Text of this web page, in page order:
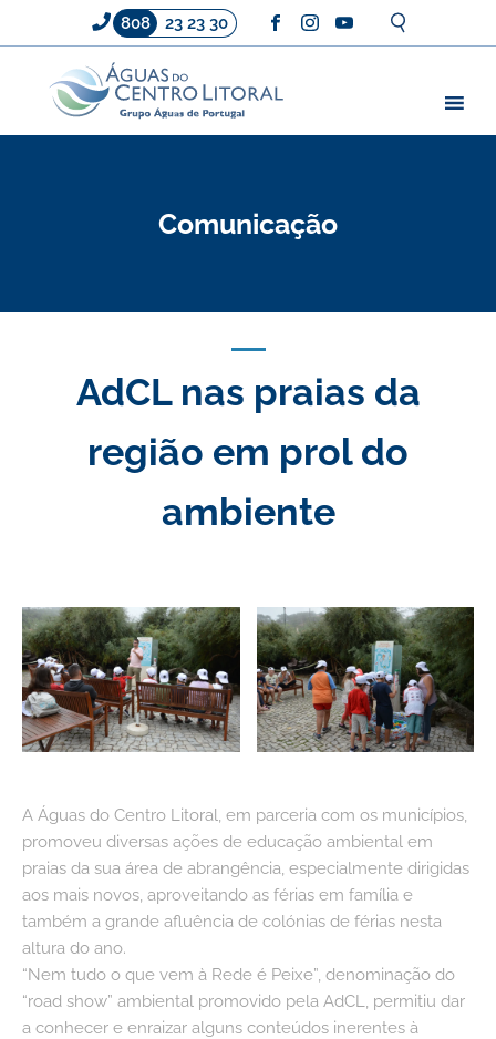
80823 23 30
Comunicação
AdCL nas praias da
região em prol do
ambiente
A Águas do Centro Litoral, em parceria com os municípios,
promoveu diversas ações de educação ambiental em
praias da sua área de abrangência, especialmente dirigidas
aos mais novos, aproveitando as férias em família e
também a grande afluência de colónias de férias nesta
altura do ano.
“Nem tudo o que vem à Rede é Peixe”, denominação do
“road show” ambiental promovido pela AdCL, permitiu dar
a conhecer e enraizar alguns conteúdos inerentes à